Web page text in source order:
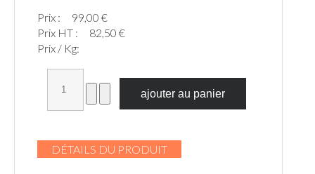
Prix :
99,00 €
Prix HT :
82,50 €
Prix / Kg:
DÉTAILS DU PRODUIT